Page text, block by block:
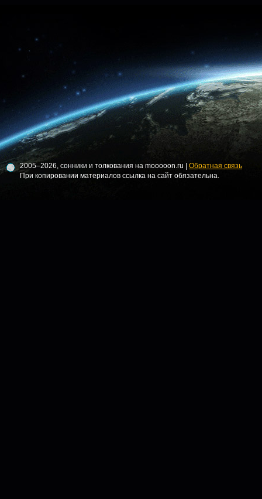
2005–2026, сонники и толкования на mooooon.ru | Обратная связь
При копировании материалов ссылка на сайт обязательна.